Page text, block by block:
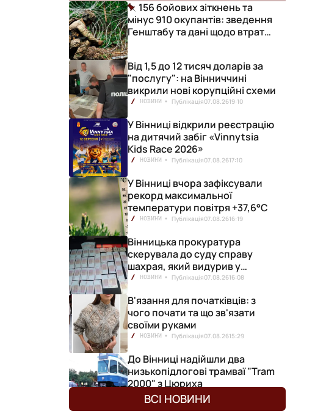
156 бойових зіткнень та
мінус 910 окупантів: зведення
Генштабу та дані щодо втрат
Від 1,5 до 12 тисяч доларів за
"послугу": на Вінниччині
викрили нові корупційні схеми
НОВИНИ Публікація07.08.2619:10
У Вінниці відкрили реєстрацію
на дитячий забіг «Vinnytsia
Kids Race 2026»
НОВИНИ Публікація07.08.2617:10
У Вінниці вчора зафіксували
рекорд максимальної
температури повітря +37,6°С
НОВИНИ Публікація07.08.2616:19
Вінницька прокуратура
скерувала до суду справу
шахрая, який видурив у
вінничанки 154 тисячі гривень
НОВИНИ Публікація07.08.2616:08
В'язання для початківців: з
чого почати та що зв'язати
своїми руками
НОВИНИ Публікація07.08.2615:29
До Вінниці надійшли два
низькопідлогові трамваї "Tram
2000" з Цюриха
НОВИНИ Публікація07.08.26
ВСІ НОВИНИ